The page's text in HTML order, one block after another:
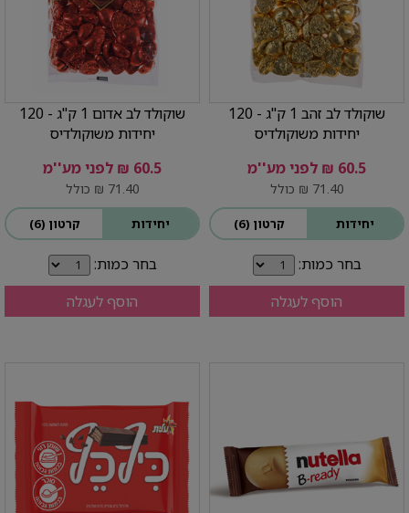
שוקולד לב זהב 1 ק"ג - 120
יחידות משוקולדיס
60.5 ₪ לפני מע''מ
71.40 ₪ כולל
יחידות קרטון (6)
בחר כמות:
הוסף לעגלה
שוקולד לב אדום 1 ק"ג - 120
יחידות משוקולדיס
60.5 ₪ לפני מע''מ
71.40 ₪ כולל
יחידות קרטון (6)
בחר כמות:
הוסף לעגלה